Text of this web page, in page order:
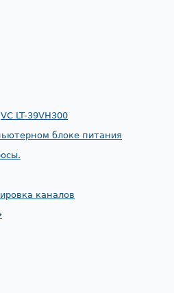
LT-39VH300
блоке питания
каналов